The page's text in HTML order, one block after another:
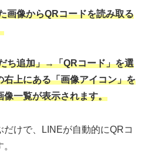
画像からQRコードを読み取る
ち追加」→「QRコード」を選
上にある「画像アイコン」を
像一覧が表示されます。
けで、LINEが自動的にQRコ